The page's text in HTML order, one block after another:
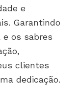
e
Garantindo
os sabres
clientes
dedicação.